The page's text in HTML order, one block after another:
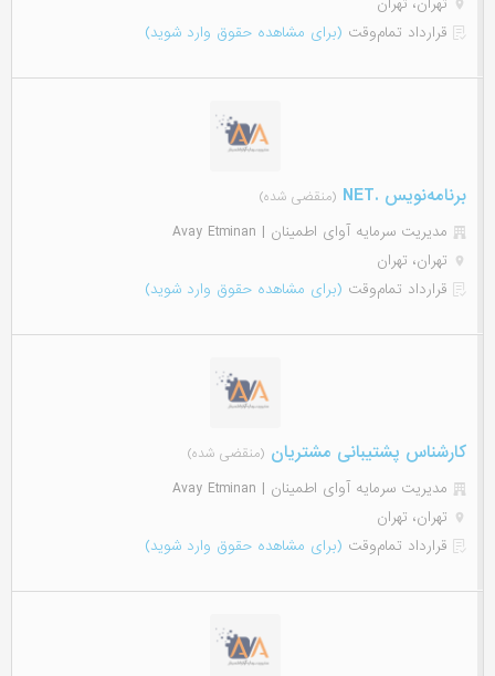
قرارداد تمام‌وقت (برای مشاهده حقوق وارد شوید)
برنامه‌نویس .NET (منقضی شده)
مدیریت سرمایه آوای اطمینان | Avay Etminan
تهران، تهران
قرارداد تمام‌وقت (برای مشاهده حقوق وارد شوید)
کارشناس پشتیبانی مشتریان (منقضی شده)
مدیریت سرمایه آوای اطمینان | Avay Etminan
تهران، تهران
قرارداد تمام‌وقت (برای مشاهده حقوق وارد شوید)